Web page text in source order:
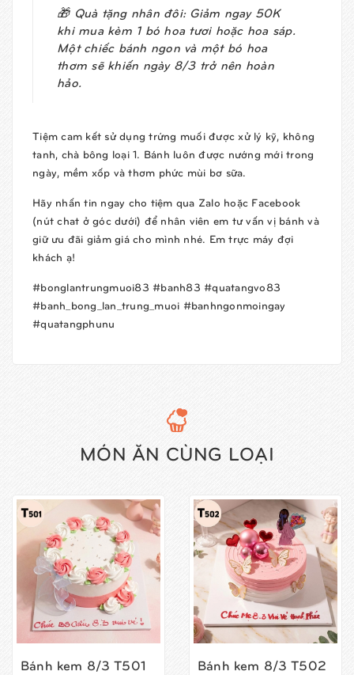
🎁 Quà tặng nhân đôi:Giảm ngay 50K
khi mua kèm 1 bó hoa tươi hoặc hoa sáp.
Một chiếc bánh ngon và một bó hoa
thơm sẽ khiến ngày 8/3 trở nên hoàn
hảo.
Tiệm cam kết sử dụng trứng muối được xử lý kỹ, không
tanh, chà bông loại 1. Bánh luôn được nướng mới trong
ngày, mềm xốp và thơm phức mùi bơ sữa.
Hãy nhấn tin ngay cho tiệm qua Zalo hoặc Facebook
(nút chat ở góc dưới) để nhân viên em tư vấn vị bánh và
giữ ưu đãi giảm giá cho mình nhé. Em trực máy đợi
khách ạ!
#bonglantrungmuoi83 #banh83 #quatangvo83
#banh_bong_lan_trung_muoi #banhngonmoingay
#quatangphunu
MÓN ĂN CÙNG LOẠI
Bánh kem 8/3 T501 Bánh kem 8/3 T502